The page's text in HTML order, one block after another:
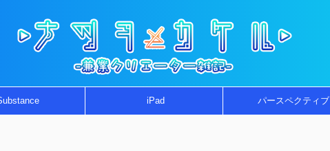
iPad パースペクティブ